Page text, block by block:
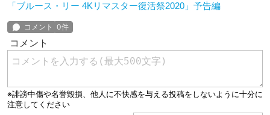
「ブルース・リー 4Kリマスター復活祭2020」予告編